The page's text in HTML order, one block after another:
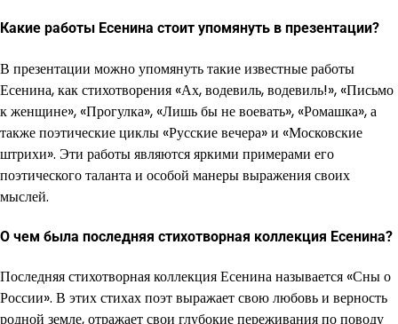
Какие работы Есенина стоит упомянуть в презентации?
В презентации можно упомянуть такие известные работы
Есенина, как стихотворения «Ах, водевиль, водевиль!», «Письмо
к женщине», «Прогулка», «Лишь бы не воевать», «Ромашка», а
также поэтические циклы «Русские вечера» и «Московские
штрихи». Эти работы являются яркими примерами его
поэтического таланта и особой манеры выражения своих
мыслей.
О чем была последняя стихотворная коллекция Есенина?
Последняя стихотворная коллекция Есенина называется «Сны о
России». В этих стихах поэт выражает свою любовь и верность
родной земле, отражает свои глубокие переживания по поводу